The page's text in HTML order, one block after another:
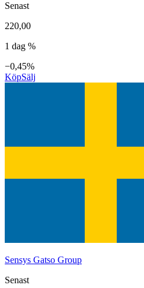
Senast
220,00
1 dag %
−0,45%
KöpSälj
Sensys Gatso Group
Senast